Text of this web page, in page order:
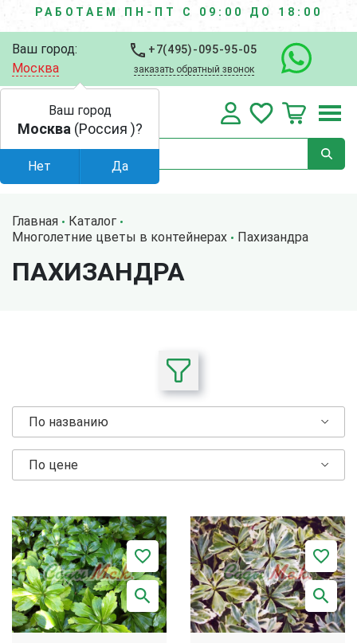
РАБОТАЕМ ПН-ПТ С 09:00 ДО 18:00
Ваш город:
Москва
+7(495)-095-95-05
заказать обратный звонок
Главная
Каталог
Многолетние цветы в контейнерах
Пахизандра
ПАХИЗАНДРА
По названию
По цене
Ваш город
Москва (Россия )?
Нет Да